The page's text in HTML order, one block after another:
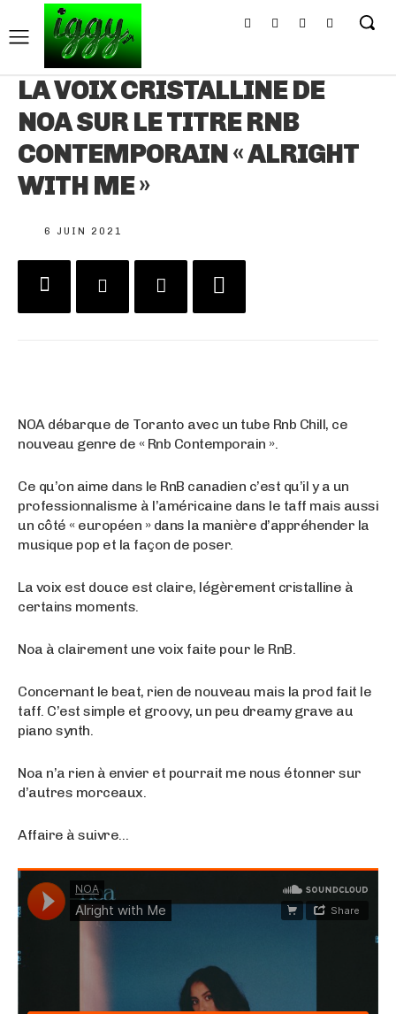
LA VOIX CRISTALLINE DE
NOA SUR LE TITRE RNB
CONTEMPORAIN « ALRIGHT
WITH ME »
6 JUIN 2021
NOA débarque de Toranto avec un tube Rnb Chill, ce
nouveau genre de « Rnb Contemporain ».
Ce qu’on aime dans le RnB canadien c’est qu’il y a un
professionnalisme à l’américaine dans le taff mais aussi
un côté « européen » dans la manière d’appréhender la
musique pop et la façon de poser.
La voix est douce est claire, légèrement cristalline à
certains moments.
Noa à clairement une voix faite pour le RnB.
Concernant le beat, rien de nouveau mais la prod fait le
taff. C’est simple et groovy, un peu dreamy grave au
piano synth.
Noa n’a rien à envier et pourrait me nous étonner sur
d’autres morceaux.
Affaire à suivre…